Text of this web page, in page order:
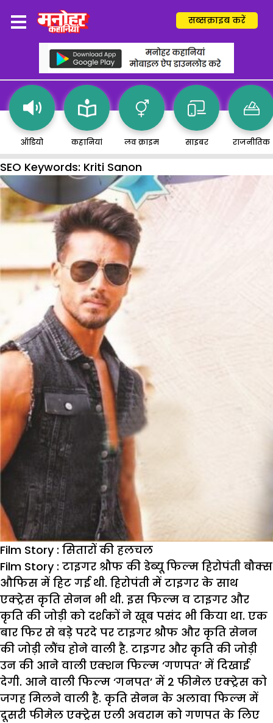
सब्सक्राइब करें
ऑडियो कहानियां लव क्राइम साइबर राजनीतिक
SEO Keywords: Kriti Sanon
Film Story : सितारों की हलचल
Film Story : टाइगर श्रौफ की डेब्यू फिल्म हिरोपंती बौक्स
औफिस में हिट गई थी. हिरोपंती में टाइगर के साथ
एक्ट्रेस कृति सेनन भी थी. इस फिल्म व टाइगर और
कृति की जोड़ी को दर्शकों ने खूब पसंद भी किया था. एक
बार फिर से बड़े परदे पर टाइगर श्रौफ और कृति सेनन
की जोड़ी लौंच होने वाली है. टाइगर और कृति की जोड़ी
उन की आने वाली एक्शन फिल्म ‘गणपत’ में दिखाई
देगी. आने वाली फिल्म ‘गनपत’ में 2 फीमेल एक्ट्रेस को
जगह मिलने वाली है. कृति सेनन के अलावा फिल्म में
दूसरी फीमेल एक्ट्रेस एली अवराम को गणपत के लिए